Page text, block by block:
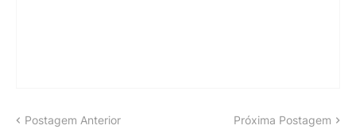
Postagem Anterior Próxima Postagem